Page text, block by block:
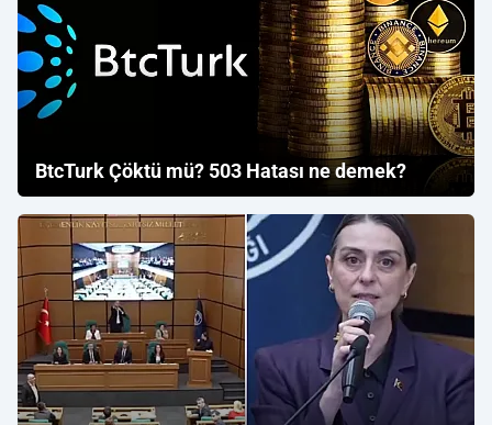
BtcTurk Çöktü mü? 503 Hatası ne demek?